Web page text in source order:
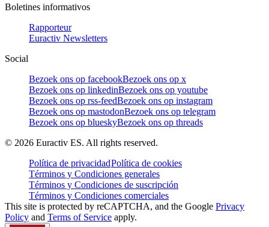
Boletines informativos
Rapporteur
Euractiv Newsletters
Social
Bezoek ons op facebookBezoek ons op x
Bezoek ons op linkedinBezoek ons op youtube
Bezoek ons op rss-feedBezoek ons op instagram
Bezoek ons op mastodonBezoek ons op telegram
Bezoek ons op blueskyBezoek ons op threads
© 2026 Euractiv ES. All rights reserved.
Política de privacidadPolítica de cookies
Términos y Condiciones generales
Términos y Condiciones de suscripción
Términos y Condiciones comerciales
This site is protected by reCAPTCHA, and the Google Privacy
Policy and Terms of Service apply.